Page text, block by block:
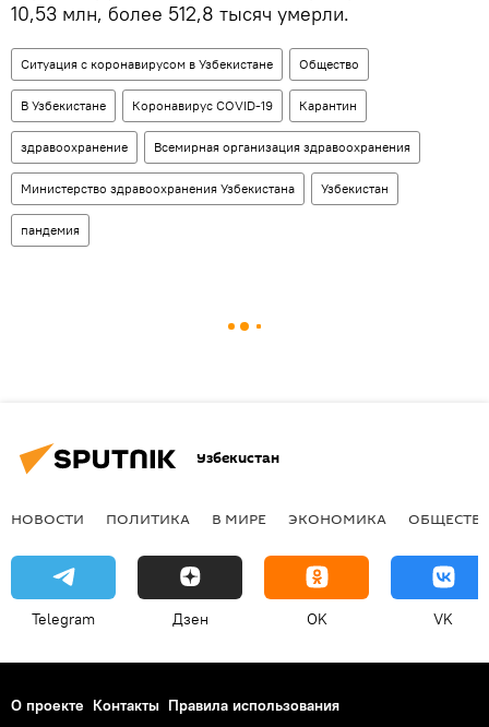
10,53 млн, более 512,8 тысяч умерли.
Ситуация с коронавирусом в Узбекистане Общество
В Узбекистане Коронавирус COVID-19 Карантин
здравоохранение Всемирная организация здравоохранения
Министерство здравоохранения Узбекистана Узбекистан
пандемия
Узбекистан
НОВОСТИ ПОЛИТИКА В МИРЕ ЭКОНОМИКА
Telegram Дзен OK VK
О проекте Контакты Правила использования